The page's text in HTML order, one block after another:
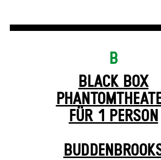
B
BLACK BOX
FÜR 1 PERSON